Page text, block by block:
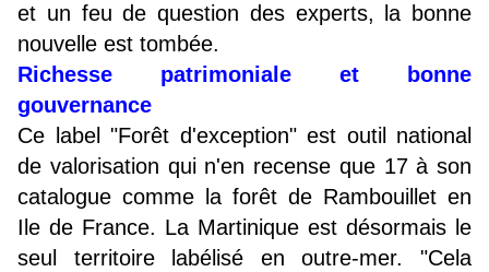
et un feu de question des experts, la bonne
nouvelle est tombée.
Richesse patrimoniale et bonne
gouvernance
Ce label "Forêt d'exception" est outil national
de valorisation qui n'en recense que 17 à son
catalogue comme la forêt de Rambouillet en
Ile de France. La Martinique est désormais le
seul territoire labélisé en outre-mer. "Cela